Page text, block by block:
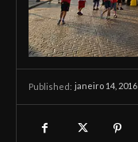
Published: janeiro 14, 2016